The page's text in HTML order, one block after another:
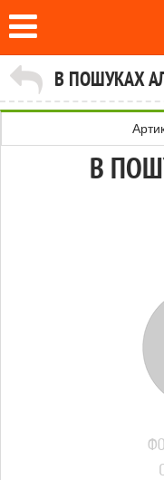
В
В ПОШУКАХ